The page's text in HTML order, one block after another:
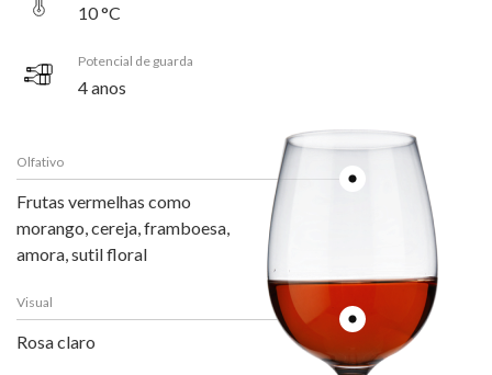
10 °C
Potencial de guarda
4 anos
Olfativo
Frutas vermelhas como
morango, cereja, framboesa,
amora, sutil floral
Visual
Rosa claro